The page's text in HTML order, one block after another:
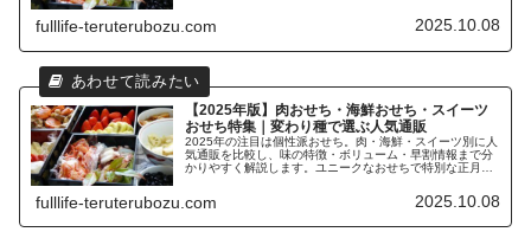
fulllife-teruterubozu.com 2025.10.08
【2025年版】肉おせち・海鮮おせち・スイーツ
おせち特集｜変わり種で選ぶ人気通販
2025年の注目は個性派おせち。肉・海鮮・スイーツ別に人
気通販を比較し、味の特徴・ボリューム・早割情報まで分
かりやすく解説します。ユニークなおせちで特別な正月を
fulllife-teruterubozu.com 2025.10.08